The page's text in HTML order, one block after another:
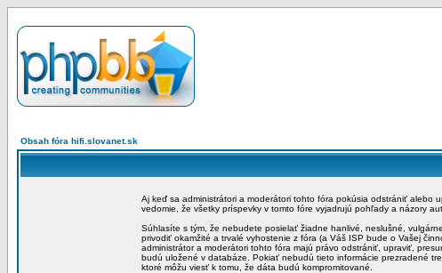
Obsah fóra hifi.slovanet.sk
Aj keď sa administrátori a moderátori tohto fóra pokúsia odstrániť
vedomie, že všetky príspevky v tomto fóre vyjadrujú pohľady a názory
Súhlasíte s tým, že nebudete posielať žiadne hanlivé, neslušné,
privodiť okamžité a trvalé vyhostenie z fóra (a Váš ISP bude o Vašej
administrátor a moderátori tohto fóra majú právo odstrániť, upraviť,
budú uložené v databáze. Pokiať nebudú tieto informácie prezradené
ktoré môžu viesť k tomu, že dáta budú kompromitované.